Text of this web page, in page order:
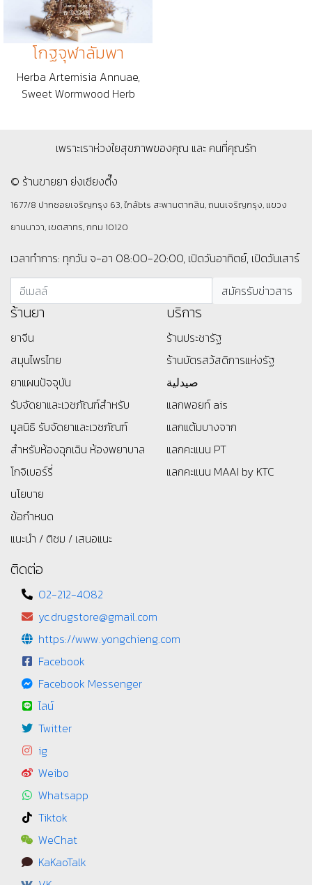
โกฐจุฬาลัมพา
Herba Artemisia Annuae,
Sweet Wormwood Herb
เพราะเราห่วงใยสุขภาพของคุณ และ คนที่คุณรัก
© ร้านขายยา ย่งเชียงตึ๊ง
1677/8 ปากซอยเจริญกรุง 63, ใกล้bts สะพานตากสิน, ถนนเจริญกรุง, แขวง
ยานนาวา, เขตสาทร, กทม 10120
เวลาทำการ: ทุกวัน จ-อา 08:00-20:00, เปิดวันอาทิตย์, เปิดวันเสาร์
ร้านยา
ยาจีน
สมุนไพรไทย
ยาแผนปัจจุบัน
รับจัดยาและเวชภัณฑ์สำหรับ
มูลนิธิ รับจัดยาและเวชภัณฑ์
สำหรับห้องฉุกเฉิน ห้องพยาบาล
โกจิเบอร์รี่
นโยบาย
ข้อกำหนด
แนะนำ / ติชม / เสนอแนะ
บริการ
ร้านประชารัฐ
ร้านบัตรสว้สดิการแห่งรัฐ
صيدلية
แลกพอยท์ ais
แลกแต้มบางจาก
แลกคะแนน PT
แลกคะแนน MAAI by KTC
ติดต่อ
02-212-4082
yc.drugstore@gmail.com
https://www.yongchieng.com
Facebook
Facebook Messenger
ไลน์
Twitter
ig
Weibo
Whatsapp
Tiktok
WeChat
KaKaoTalk